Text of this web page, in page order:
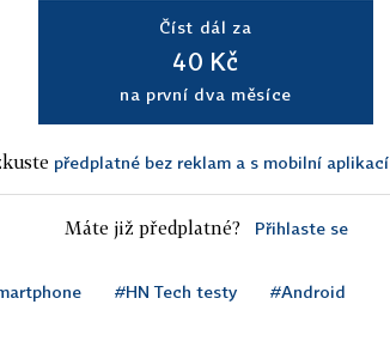
Číst dál za
40 Kč
na první dva měsíce
předplatné bez reklam a s mobilní aplikací
Máte již předplatné? Přihlaste se
#HN Tech testy #Android